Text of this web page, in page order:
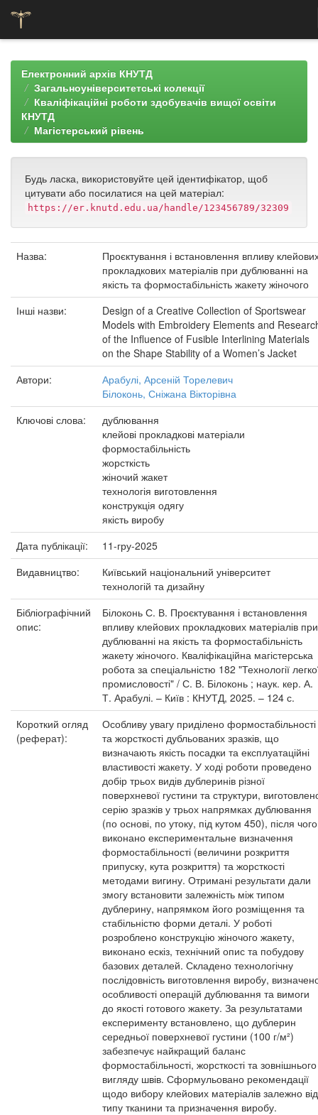
navigationЕлектронний архів КНУТД
Загальноуніверситетські колекції
Кваліфікаційні роботи здобувачів вищої освіти
КНУТД
Магістерський рівень
Будь ласка, використовуйте цей ідентифікатор, щоб
цитувати або посилатися на цей матеріал:
https://er.knutd.edu.ua/handle/123456789/32309
Назва:
Проєктування і встановлення впливу
прокладкових матеріалів при дублюванні на
якість та формостабільність жакету жіночого
Інші назви:
Design of a Creative Collection of Sportswear
Models with Embroidery Elements and
of the Influence of Fusible Interlining Materials
on the Shape Stability of a Women’s Jacket
Автори:
Арабулі, Арсеній Торелевич
Білоконь, Сніжана Вікторівна
Ключові слова:
дублювання
клейові прокладкові матеріали
формостабільність
жорсткість
жіночий жакет
технологія виготовлення
конструкція одягу
якість виробу
Дата публікації:
11-гру-2025
Видавництво:
Київський національний університет
технологій та дизайну
Бібліографічний
опис:
Білоконь С. В. Проєктування і встановлення
впливу клейових прокладкових матеріалів при
дублюванні на якість та формостабільність
жакету жіночого. Кваліфікаційна магістерська
робота за спеціальністю 182 "Технології
промисловості" / С. В. Білоконь ; наук. кер. А.
Т. Арабулі. – Київ : КНУТД, 2025. – 124 с.
Короткий огляд
(реферат):
Особливу увагу приділено формостабільності
та жорсткості дубльованих зразків, що
визначають якість посадки та експлуатаційні
властивості жакету. У ході роботи проведено
добір трьох видів дублеринів різної
поверхневої густини та структури,
серію зразків у трьох напрямках дублювання
(по основі, по утоку, під кутом 450), після чого
виконано експериментальне визначення
формостабільності (величини розкриття
припуску, кута розкриття) та жорсткості
методами вигину. Отримані результати дали
змогу встановити залежність між типом
дублерину, напрямком його розміщення та
стабільністю форми деталі. У роботі
розроблено конструкцію жіночого жакету,
виконано ескіз, технічний опис та побудову
базових деталей. Складено технологічну
послідовність виготовлення виробу,
особливості операцій дублювання та вимоги
до якості готового жакету. За результатами
експерименту встановлено, що дублерин
середньої поверхневої густини (100 г/м²)
забезпечує найкращий баланс
формостабільності, жорсткості та зовнішнього
вигляду швів. Сформульовано рекомендації
щодо вибору клейових матеріалів залежно від
типу тканини та призначення виробу.